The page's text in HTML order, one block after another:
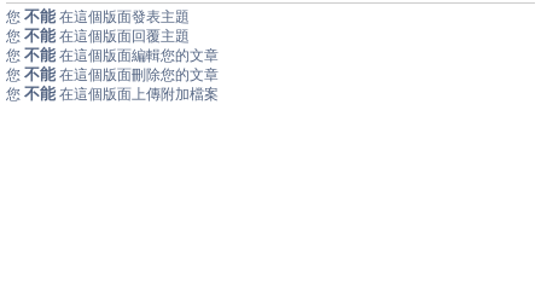
您 不能 在這個版面發表主題
您 不能 在這個版面回覆主題
您 不能 在這個版面編輯您的文章
您 不能 在這個版面刪除您的文章
您 不能 在這個版面上傳附加檔案